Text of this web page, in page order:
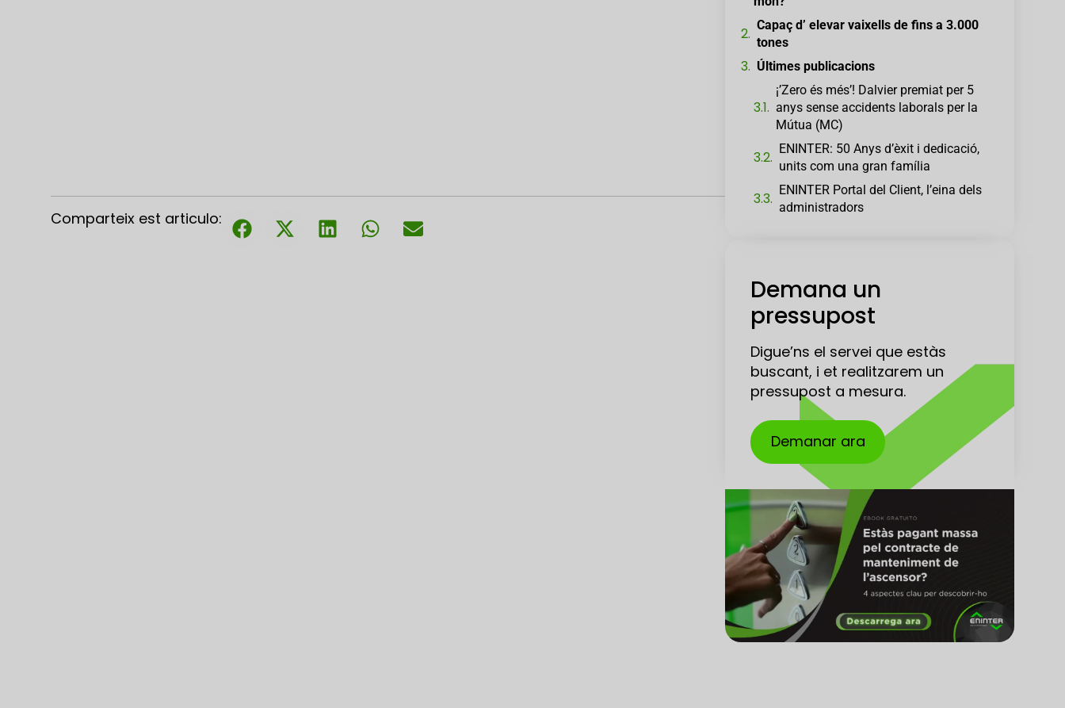
Comparteix est articulo:
Capaç d’ elevar vaixells de fins a 3.000
tones
Últimes publicacions
¡’Zero és més’! Dalvier premiat per 5
anys sense accidents laborals per la
Mútua (MC)
ENINTER: 50 Anys d’èxit i dedicació,
units com una gran família
ENINTER Portal del Client, l’eina dels
administradors
Demana un
pressupost
Digue’ns el servei que estàs
buscant, i et realitzarem un
pressupost a mesura.
Demanar ara